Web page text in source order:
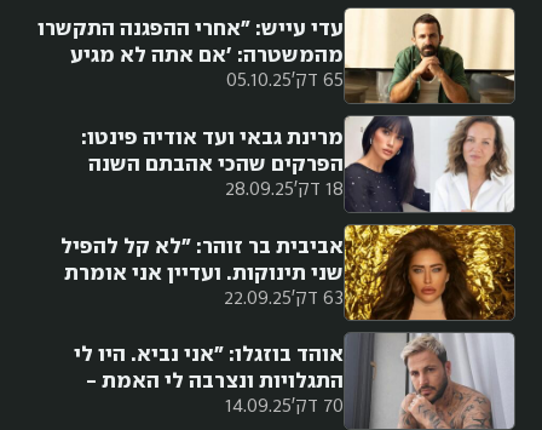
65 דק' 05.10.25
עדי עייש: "אחרי ההפגנה התקשרו
מהמשטרה: 'אם אתה לא מגיע
עכשיו, אנחנו באים עם בולשת
18 דק' 28.09.25
מרינת גבאי ועד אודיה פינטו:
הפרקים שהכי אהבתם השנה
ב״הברזייה״
63 דק' 22.09.25
אביבית בר זוהר: "לא קל להפיל
שני תינוקות. ועדיין אני אומרת
תודה לקדוש ברוך הוא. יודעת
70 דק' 14.09.25
אוהד בוזגלו: "אני נביא. היו לי
התגלויות ונצרבה לי האמת -
הגאולה כבר התחילה"